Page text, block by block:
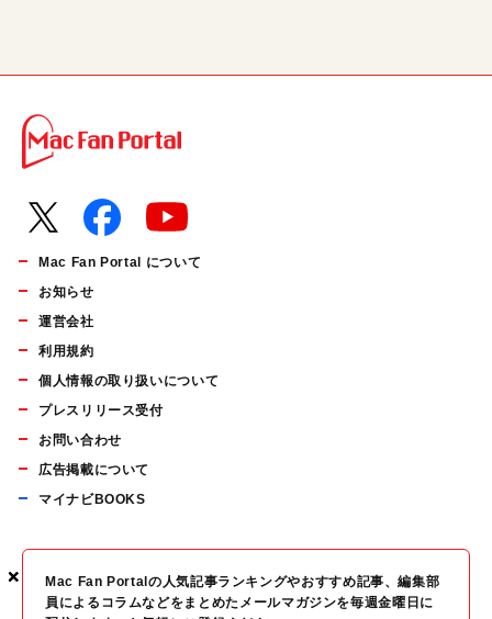
×
×
×
Mac Fan Portal について
お知らせ
運営会社
利用規約
個人情報の取り扱いについて
プレスリリース受付
お問い合わせ
広告掲載について
マイナビBOOKS
Mac Fan Portalの人気記事ランキングやおすすめ記事、編集部
員によるコラムなどをまとめたメールマガジンを毎週金曜日に